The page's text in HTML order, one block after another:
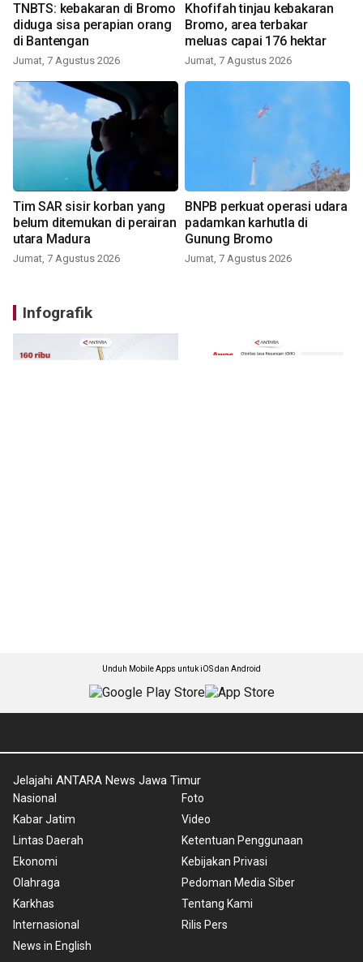
TNBTS: kebakaran di Bromo
diduga sisa perapian orang
di Bantengan
Jumat, 7 Agustus 2026
Khofifah tinjau kebakaran
Bromo, area terbakar
meluas capai 176 hektar
Jumat, 7 Agustus 2026
Tim SAR sisir korban yang
belum ditemukan di perairan
utara Madura
Jumat, 7 Agustus 2026
BNPB perkuat operasi udara
padamkan karhutla di
Gunung Bromo
Jumat, 7 Agustus 2026
Infografik
Unduh Mobile Apps untuk iOS dan Android
Jelajahi ANTARA News Jawa Timur
Nasional
Kabar Jatim
Lintas Daerah
Ekonomi
Olahraga
Karkhas
Internasional
News in English
Foto
Video
Ketentuan Penggunaan
Kebijakan Privasi
Pedoman Media Siber
Tentang Kami
Rilis Pers